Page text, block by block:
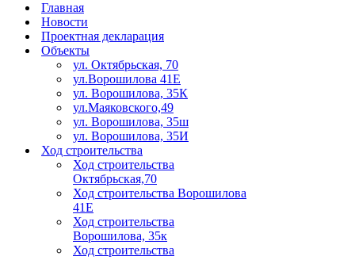
Главная
Новости
Проектная декларация
Объекты
ул. Октябрьская, 70
ул.Ворошилова 41Е
ул. Ворошилова, 35К
ул.Маяковского,49
ул. Ворошилова, 35ш
ул. Ворошилова, 35И
Ход строительства
Ход строительства
Октябрьская,70
Ход строительства Ворошилова
41Е
Ход строительства
Ворошилова, 35к
Ход строительства